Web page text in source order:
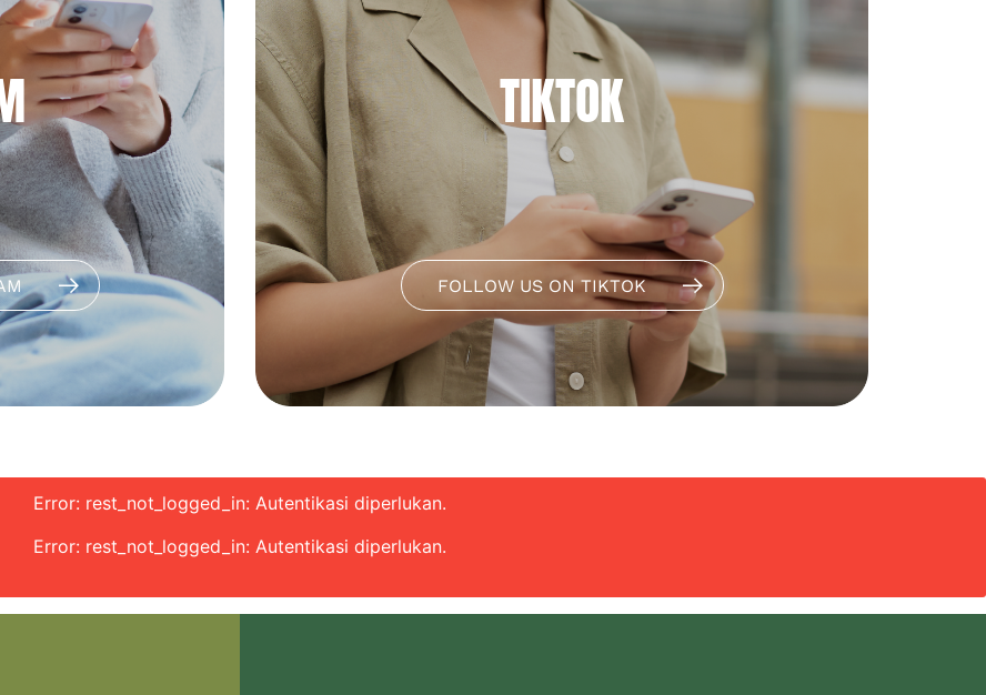
TIKTOK
FOLLOW US ON TIKTOK
Error: rest_not_logged_in: Autentikasi diperlukan.
Error: rest_not_logged_in: Autentikasi diperlukan.